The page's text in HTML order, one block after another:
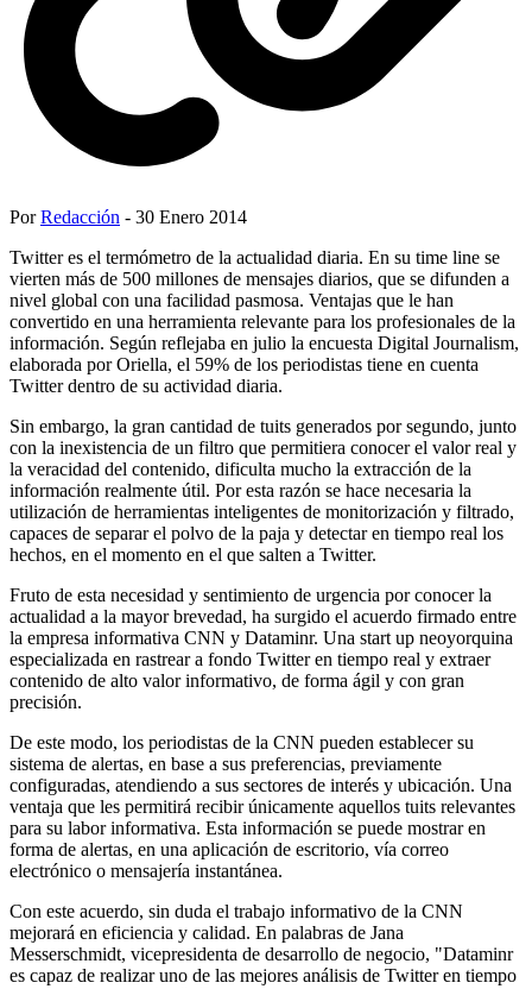
PorRedacción - 30 Enero 2014
Twitter es el termómetro de la actualidad diaria. En su time line se
vierten más de 500 millones de mensajes diarios, que se difunden a
nivel global con una facilidad pasmosa. Ventajas que le han
convertido en una herramienta relevante para los profesionales de la
información. Según reflejaba en julio la encuesta Digital Journalism,
elaborada por Oriella, el 59% de los periodistas tiene en cuenta
Twitter dentro de su actividad diaria.
Sin embargo, la gran cantidad de tuits generados por segundo, junto
con la inexistencia de un filtro que permitiera conocer el valor real y
la veracidad del contenido, dificulta mucho la extracción de la
información realmente útil. Por esta razón se hace necesaria la
utilización de herramientas inteligentes de monitorización y filtrado,
capaces de separar el polvo de la paja y detectar en tiempo real los
hechos, en el momento en el que salten a Twitter.
Fruto de esta necesidad y sentimiento de urgencia por conocer la
actualidad a la mayor brevedad, ha surgido el acuerdo firmado entre
la empresa informativa CNN y Dataminr. Una start up neoyorquina
especializada en rastrear a fondo Twitter en tiempo real y extraer
contenido de alto valor informativo, de forma ágil y con gran
precisión.
De este modo, los periodistas de la CNN pueden establecer su
sistema de alertas, en base a sus preferencias, previamente
configuradas, atendiendo a sus sectores de interés y ubicación. Una
ventaja que les permitirá recibir únicamente aquellos tuits relevantes
para su labor informativa. Esta información se puede mostrar en
forma de alertas, en una aplicación de escritorio, vía correo
electrónico o mensajería instantánea.
Con este acuerdo, sin duda el trabajo informativo de la CNN
mejorará en eficiencia y calidad. En palabras de Jana
Messerschmidt, vicepresidenta de desarrollo de negocio, "Dataminr
es capaz de realizar uno de las mejores análisis de Twitter en tiempo